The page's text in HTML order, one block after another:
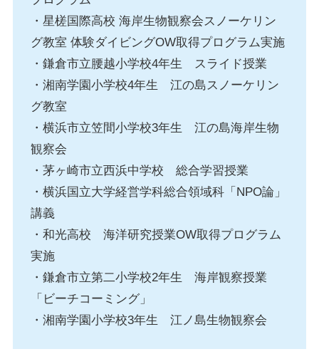
・星槎国際高校 海岸生物観察会スノーケリン
グ教室 体験ダイビングOW取得プログラム実施
・鎌倉市立腰越小学校4年生 スライド授業
・湘南学園小学校4年生 江の島スノーケリン
グ教室
・横浜市立笠間小学校3年生 江の島海岸生物
観察会
・茅ヶ崎市立西浜中学校 総合学習授業
・横浜国立大学経営学科総合領域科「NPO論」
講義
・和光高校 海洋研究授業OW取得プログラム
実施
・鎌倉市立第二小学校2年生 海岸観察授業
「ビーチコーミング」
・湘南学園小学校3年生 江ノ島生物観察会